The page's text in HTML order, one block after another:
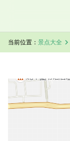
当前位置： 景点大全 chevron_right
德州新湖卫星地图